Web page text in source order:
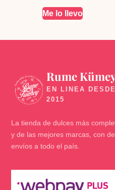
Me lo llevo
🍬
Rume
La tienda de dulces más
y de las mejores marcas, con
envíos a todo el país.